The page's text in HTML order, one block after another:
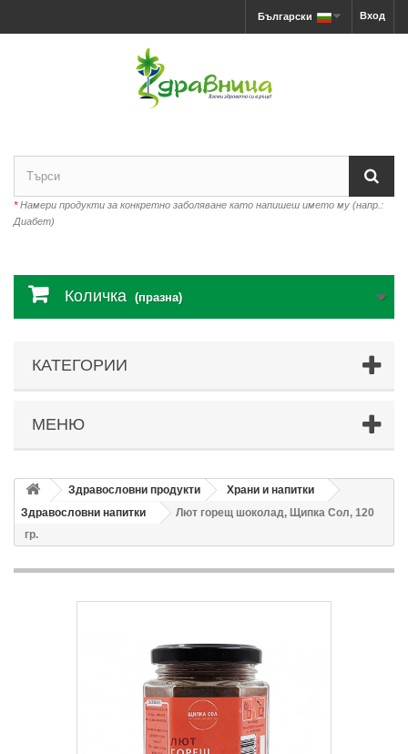
Вход
Български
*Намери продукти за конкретно заболяване като напишеш името му (напр.:
Диабет)
Количка (празна)
КАТЕГОРИИ
МЕНЮ
Здравословни продукти
Храни и напитки
Здравословни напитки
Лют горещ шоколад, Щипка Сол, 120
гр.